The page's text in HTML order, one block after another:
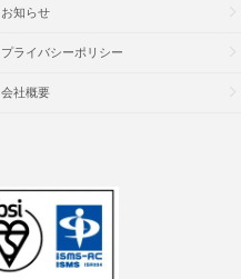
お知らせ
プライバシーポリシー
会社概要